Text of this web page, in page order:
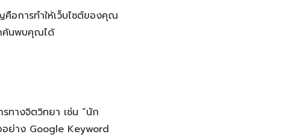
คือการทำให้เว็บไซต์ของคุณ
ค้นพบคุณได้
ทางจิตวิทยา เช่น “นัก
อย่าง Google Keyword